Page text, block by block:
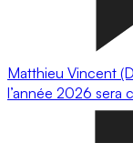
Matthieu Vincent
l’année 2026 sera